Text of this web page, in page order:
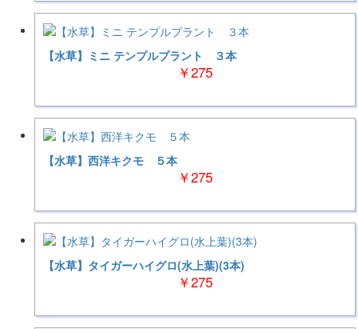
【水草】ミニ テンプルプラント ３本
￥275
【水草】西洋キクモ ５本
￥275
【水草】タイガーハイグロ(水上葉)(3本)
￥275